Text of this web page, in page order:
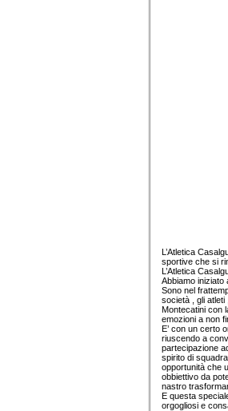
L’Atletica
sportive che si
L’Atletica
Abbiamo iniziato
Sono nel
società , gli atleti
Montecatini con
emozioni a non
E’ con un certo
riuscendo a
partecipazione
spirito di
opportunità che
obbiettivo da
nastro
E questa
orgogliosi e